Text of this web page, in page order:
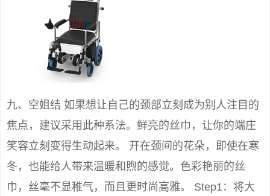
九、空姐结 如果想让自己的颈部立刻成为别人注目的
焦点，建议采用此种系法。鲜亮的丝巾，让你的端庄
笑容立刻变得生动起来。 开在颈间的花朵，即使在寒
冬，也能给人带来温暖和煦的感觉。色彩艳丽的丝
巾，丝毫不显稚气，而且更时尚高雅。 Step1：将大